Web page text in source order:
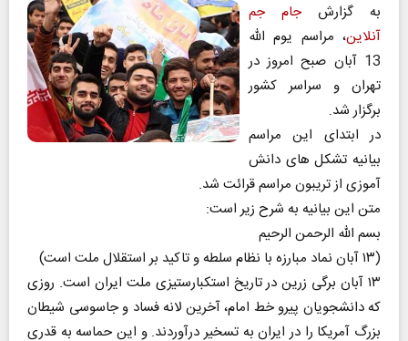
به گزارشجام جم
آنلاین، مراسم یوم اللّه
13 آبان صبح امروز در
تهران و سراسر کشور
برگزار شد.
در ابتدای این مراسم
بیانیه تشکل‌ های دانش
آموزی از تریبون مراسم قرائت شد.
متن این بیانیه به شرح زیر است:
بسم الله الرحمن الرحیم
(۱۳ آبان نماد مبارزه با نظام سلطه و تاکید بر استقلال ملت است)
۱۳ آبان برگی زرین در تاریخ استکبارستیزی ملت ایران است. روزی
که دانشجویان پیرو خط امام، آخرین لانه فساد و جاسوسی شیطان
بزرگ آمریکا را در ایران به تسخیر درآوردند. و این حماسه به قدری